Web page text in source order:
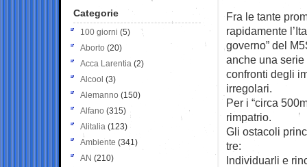
Fra le tante
rapidamente
governo” del
anche una
confronti degli
irregolari.
Per i “circa
rimpatrio.
Gli ostacoli
tre:
Individuarli e
Categorie
100 giorni (5)
Aborto (20)
Acca Larentia (2)
Alcool (3)
Alemanno (150)
Alfano (315)
Alitalia (123)
Ambiente (341)
AN (210)